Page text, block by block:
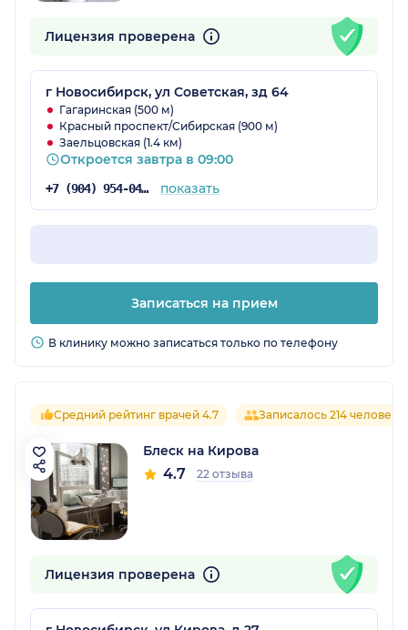
Лицензия проверена
г Новосибирск, ул Советская, зд 64
Гагаринская (500 м)
Красный проспект/Сибирская (900 м)
Заельцовская (1.4 км)
Откроется завтра в 09:00
+7 (904) 954-04-92 показать
Записаться на прием
В клинику можно записаться только по телефону
Средний рейтинг врачей 4.7 Записалось 214 человек
Блеск на Кирова
4.7 22 отзыва
Лицензия проверена